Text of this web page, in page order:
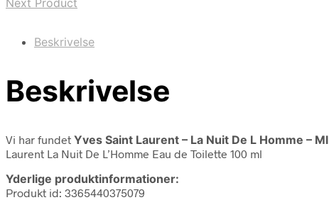
Beskrivelse
Beskrivelse
Vi har fundet Yves Saint Laurent – La Nuit De L Homme –
Laurent La Nuit De L’Homme Eau de Toilette 100 ml
Yderlige produktinformationer:
Produkt id: 3365440375079